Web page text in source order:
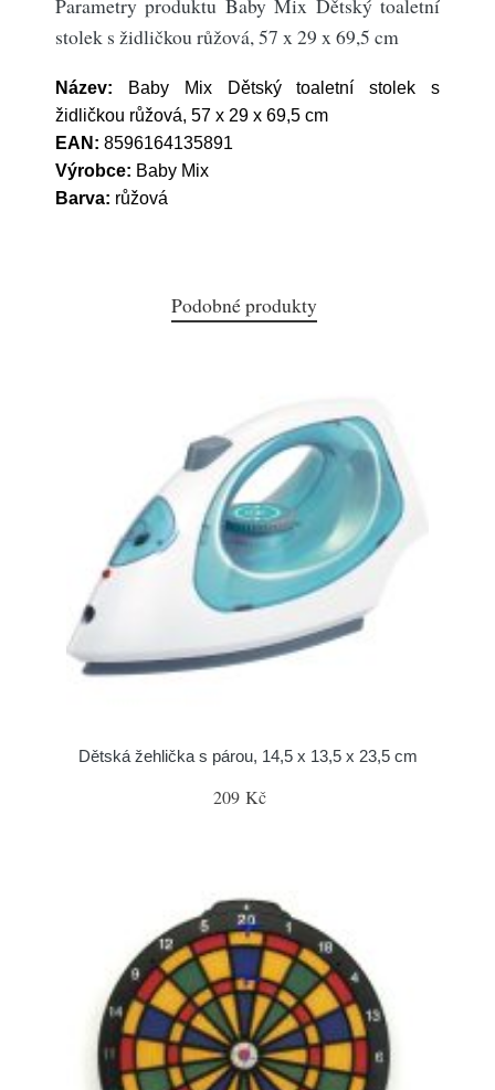
Parametry produktu Baby Mix Dětský toaletní
stolek s židličkou růžová, 57 x 29 x 69,5 cm
Název: Baby Mix Dětský toaletní stolek s
židličkou růžová, 57 x 29 x 69,5 cm
EAN: 8596164135891
Výrobce: Baby Mix
Barva: růžová
Podobné produkty
Dětská žehlička s párou, 14,5 x 13,5 x 23,5 cm
209 Kč